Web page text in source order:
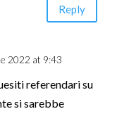
Reply
2022 at 9:43
referendari su
si sarebbe